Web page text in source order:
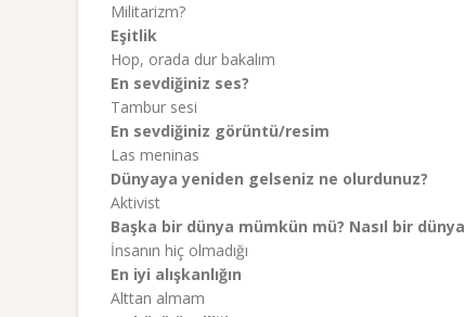
Militarizm?
Eşitlik
Hop, orada dur bakalım
En sevdiğiniz ses?
Tambur sesi
En sevdiğiniz görüntü/resim
Las meninas
Dünyaya yeniden gelseniz ne olurdunuz?
Aktivist
Başka bir dünya mümkün mü? Nasıl bir dünya
İnsanın hiç olmadığı
En iyi alışkanlığın
Alttan almam